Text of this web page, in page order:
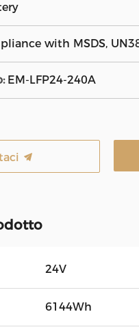
with MSDS,
EM-LFP24-240A
24V
6144Wh